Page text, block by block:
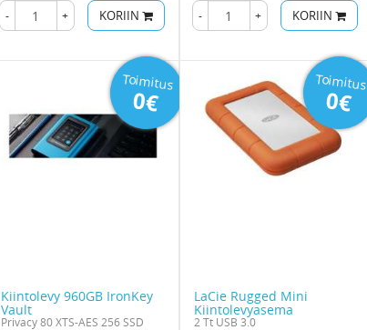
- + KORIIN - + KORIIN
Toimitus
0€
Kiintolevy 960GB IronKey
Vault
Privacy 80 XTS-AES 256 SSD
Toimitus
0€
LaCie Rugged Mini
Kiintolevyasema
2 Tt USB 3.0